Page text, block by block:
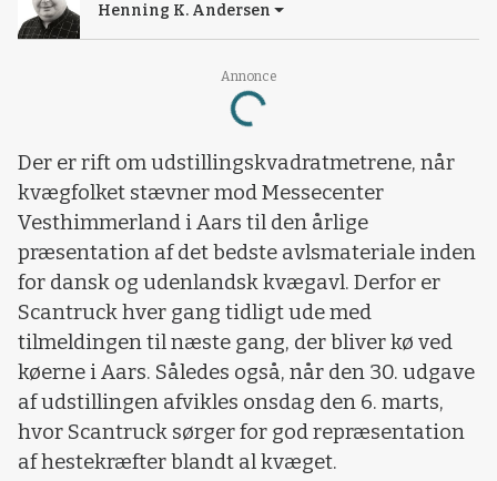
Annonce
Loading...
Henning K. Andersen
Der er rift om udstillingskvadratmetrene, når
kvægfolket stævner mod Messecenter
Vesthimmerland i Aars til den årlige
præsentation af det bedste avlsmateriale inden
for dansk og udenlandsk kvægavl. Derfor er
Scantruck hver gang tidligt ude med
tilmeldingen til næste gang, der bliver kø ved
køerne i Aars. Således også, når den 30. udgave
af udstillingen afvikles onsdag den 6. marts,
hvor Scantruck sørger for god repræsentation
af hestekræfter blandt al kvæget.